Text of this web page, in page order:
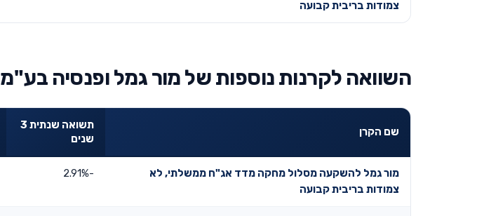
צמודות בריבית קבועה
השוואה לקרנות נוספות של מור גמל ופנסיה בע"מ
שם הקרן
תשואה שנתית 3
שנים
מור גמל להשקעה מסלול מחקה מדד אג"ח ממשלתי, לא
צמודות בריבית קבועה
-2.91%